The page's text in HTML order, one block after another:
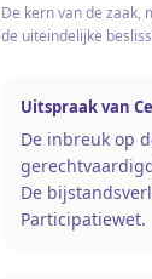
De kern van de zaak,
de uiteindelijke
Uitspraak van
De inbreuk op
De
Participatiewet.